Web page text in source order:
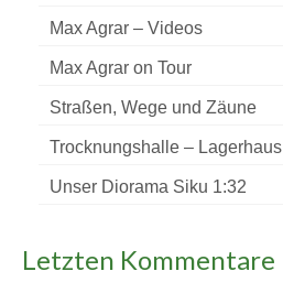
Max Agrar – Videos
Max Agrar on Tour
Straßen, Wege und Zäune
Trocknungshalle – Lagerhaus
Unser Diorama Siku 1:32
Letzten Kommentare